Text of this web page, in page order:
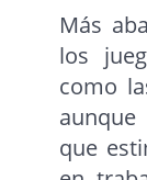
Más
los
como
que